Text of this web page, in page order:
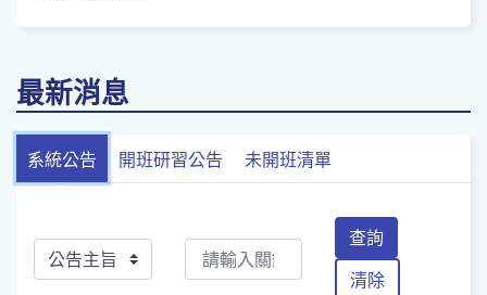
最新消息
系統公告 開班研習公告 未開班清單
查詢
清除